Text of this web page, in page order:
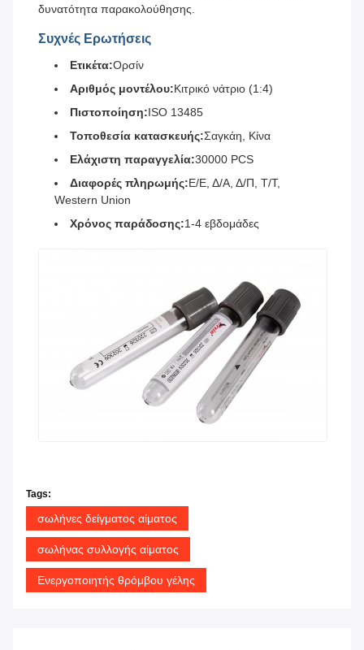
δυνατότητα παρακολούθησης.
Συχνές Ερωτήσεις
Ετικέτα:Ορσίν
Αριθμός μοντέλου:Κιτρικό νάτριο (1:4)
Πιστοποίηση:ISO 13485
Τοποθεσία κατασκευής:Σαγκάη, Κίνα
Ελάχιστη παραγγελία:30000 PCS
Διαφορές πληρωμής:Ε/Ε, Δ/Α, Δ/Π, Τ/Τ,
Western Union
Χρόνος παράδοσης:1-4 εβδομάδες
Tags:
σωλήνες δείγματος αίματος
σωλήνας συλλογής αίματος
Ενεργοποιητής θρόμβου γέλης